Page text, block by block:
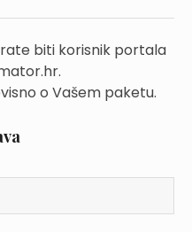
biti korisnik portala
o Vašem paketu.